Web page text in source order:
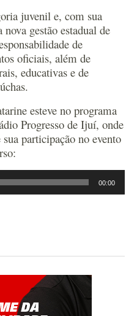
juvenil e, com sua
gestão estadual de
de
oficiais, além de
educativas e de
esteve no programa
Progresso de Ijuí, onde
participação no evento
00:00